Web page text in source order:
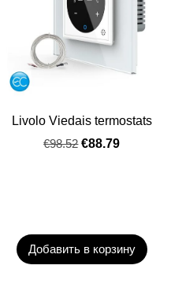
Livolo Viedais termostats
€98.52 €88.79
Добавить в корзину